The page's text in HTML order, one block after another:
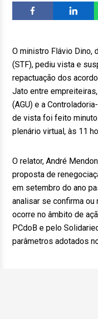
O ministro Flávio Dino,
(STF), pediu vista e
repactuação dos
Jato entre
(AGU) e a
de vista foi feito
plenário virtual, às 11
O relator, André
proposta de
em setembro do ano
analisar se confirma ou
ocorre no âmbito de
PCdoB e pelo
parâmetros adotados